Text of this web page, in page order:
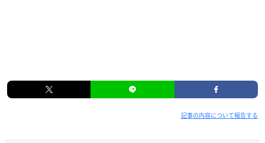
記事の内容について報告する